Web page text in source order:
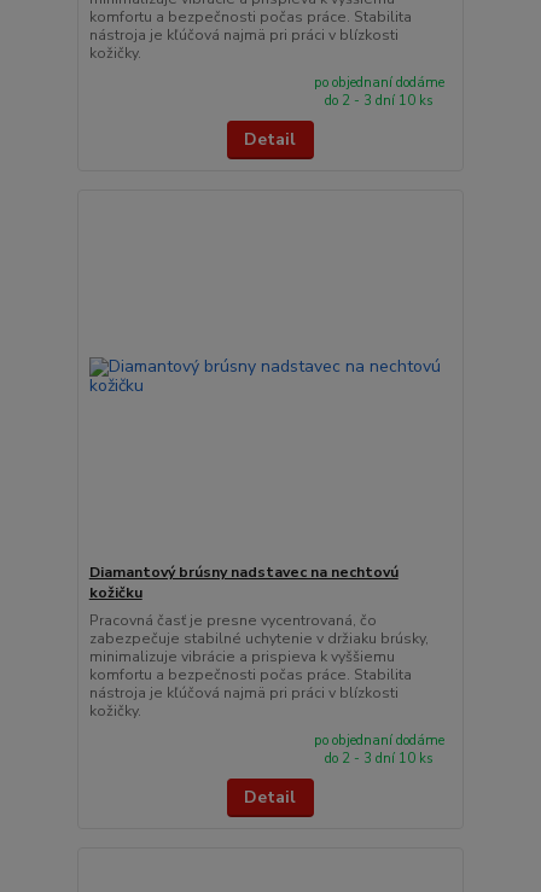
komfortu a bezpečnosti počas práce. Stabilita
nástroja je kľúčová najmä pri práci v blízkosti
kožičky.
po objednaní dodáme
do 2 - 3 dní 10 ks
Detail
Diamantový brúsny nadstavec na nechtovú
kožičku
Pracovná časť je presne vycentrovaná, čo
zabezpečuje stabilné uchytenie v držiaku brúsky,
minimalizuje vibrácie a prispieva k vyššiemu
komfortu a bezpečnosti počas práce. Stabilita
nástroja je kľúčová najmä pri práci v blízkosti
kožičky.
po objednaní dodáme
do 2 - 3 dní 10 ks
Detail